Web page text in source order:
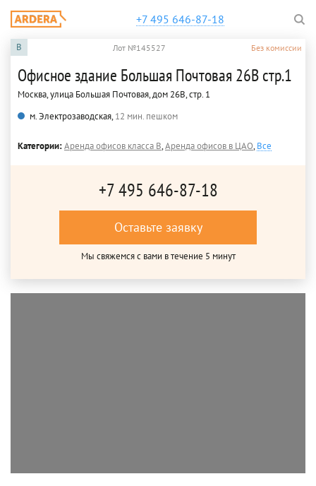
+7 495 646-87-18
B Лот №145527 Без комиссии
Офисное здание Большая Почтовая 26В стр.1
Москва, улица Большая Почтовая, дом 26В, стр. 1
м. Электрозаводская,12 мин. пешком
Категории:Аренда офисов класса B,Аренда офисов в ЦАО,Все
+7 495 646-87-18
Оставьте заявку
Мы свяжемся с вами в течение 5 минут